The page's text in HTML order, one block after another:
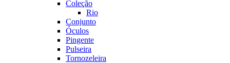
Coleção
Rio
Conjunto
Óculos
Pingente
Pulseira
Tornozeleira